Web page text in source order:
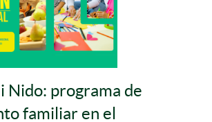
Nido: programa de
familiar en el